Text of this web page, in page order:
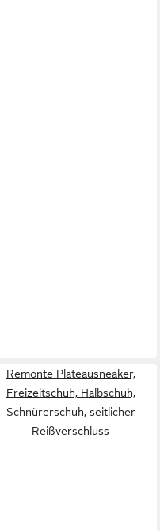
Remonte Plateausneaker,
Freizeitschuh, Halbschuh,
Schnürerschuh, seitlicher
Reißverschluss